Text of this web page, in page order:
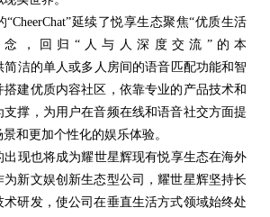
“CheerChat”延续了悦享生态聚焦“优质生活
，回归 “人与人深度交流 ”的本
简洁的单人或多人房间的语音匹配功能和智
建优质内容社区，依靠专业的产品技术和
支撑，为用户在音频在线和语音社交方面提
和更加个性化的娱乐体验。
出现也将成为耀世星辉现有悦享生态在海外
新文娱创新生态型公司，耀世星辉坚持长
研发，使公司在垂直生活方式领域始终处